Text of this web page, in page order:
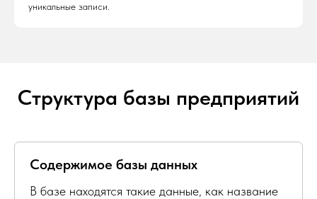
уникальные записи.
Структура базы предприятий
Содержимое базы данных
В базе находятся такие данные, как название